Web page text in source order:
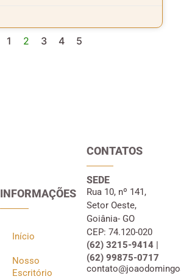
1 2 3 4 5
INFORMAÇÕES
Início
Nosso
Escritório
CONTATOS
SEDE
Rua 10, nº 141,
Setor Oeste,
Goiânia- GO
CEP: 74.120-020
(62) 3215-9414 |
(62) 99875-0717